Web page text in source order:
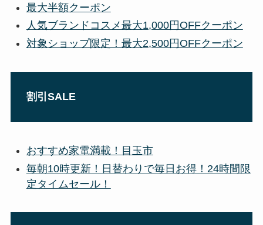
最大半額クーポン
人気ブランドコスメ最大1,000円OFFクーポン
対象ショップ限定！最大2,500円OFFクーポン
割引SALE
おすすめ家電満載！目玉市
毎朝10時更新！日替わりで毎日お得！24時間限
定タイムセール！